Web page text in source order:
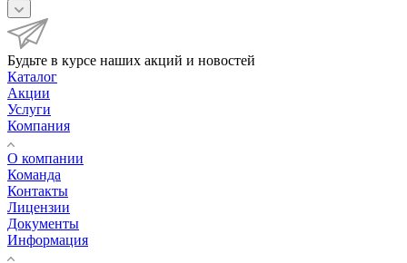
Будьте в курсе наших акций и новостей
Каталог
Акции
Услуги
Компания
О компании
Команда
Контакты
Лицензии
Документы
Информация